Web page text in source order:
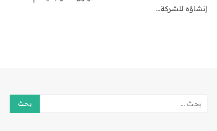
إنشاؤه للشركة…